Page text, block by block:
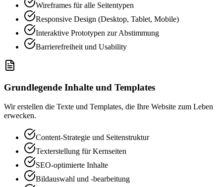
Wireframes für alle Seitentypen
Responsive Design (Desktop, Tablet, Mobile)
Interaktive Prototypen zur Abstimmung
Barrierefreiheit und Usability
Grundlegende Inhalte und Templates
Wir erstellen die Texte und Templates, die Ihre Website zum Leben
erwecken.
Content-Strategie und Seitenstruktur
Texterstellung für Kernseiten
SEO-optimierte Inhalte
Bildauswahl und -bearbeitung